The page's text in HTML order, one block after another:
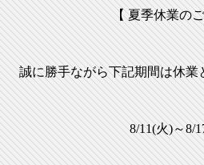
2024/11/15
【新商品】U-
ィアムウエイト
2024/10/24
【新商品】U-
(ブレーキ側) MT-09
2024/10/05
【新商品】U-
GSX-S1000GX 用
2024/10/05
【新商品】U-
GSX-S1000GT 用
2024/08/26
【新商品】U-
【 夏季休業の
誠に勝手ながら下記期間は休業
8/11(火)～8/